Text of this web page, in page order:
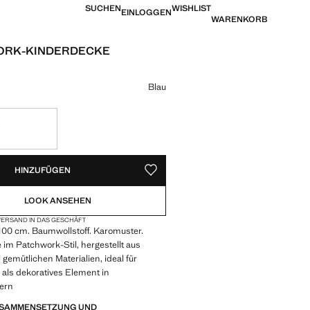
SUCHENEINLOGGENWISHLIST
WARENKORB
KINDERDECKE
[45,99 € ]
Farbe
Blau
HINZUFÜGEN ALS FAVORIT SPEICHERN
LOOK ANSEHEN
IN DAS GESCHÄFT
cm. Baumwollstoff. Karomuster.
im Patchwork-Stil, hergestellt aus
Materialien, ideal für
dekoratives Element in
UND